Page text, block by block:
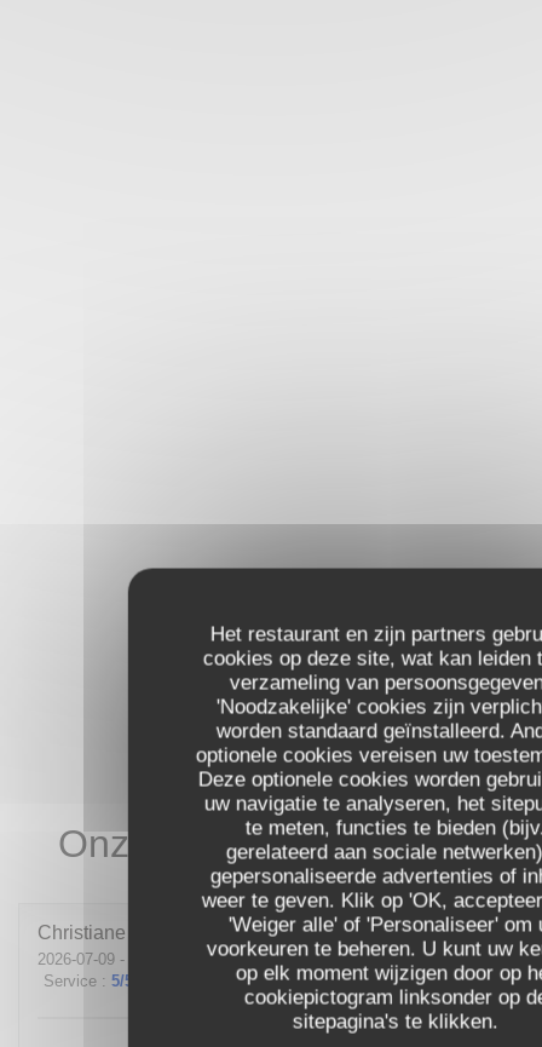
Het restaurant en zijn partners
cookies op deze site, wat kan leiden
verzameling van
'Noodzakelijke' cookies zijn
worden standaard geïnstalleerd.
optionele cookies vereisen uw
Deze optionele cookies worden
uw navigatie te analyseren, het
te meten, functies te bieden
gerelateerd aan sociale
gepersonaliseerde advertenties of
weer te geven. Klik op 'OK,
'Weiger alle' of 'Personaliseer' om
voorkeuren te beheren. U kunt uw
op elk moment wijzigen door op
cookiepictogram linksonder op
sitepagina's te klikken.
Onze gastbeoordelingen
Christiane
2026-07-09 - 20:00 - Gasten 3
Service : 5/5 /5 Keuken : 4/5 Kwaliteit / Prijs: 3/5